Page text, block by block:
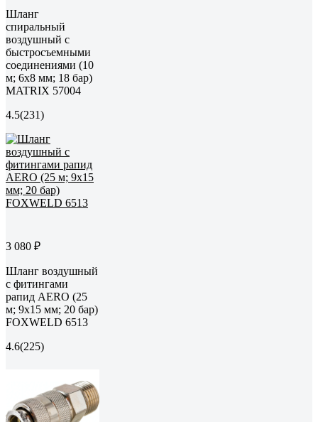
Шланг
спиральный
воздушный с
быстросъемными
соединениями (10
м; 6х8 мм; 18 бар)
MATRIX 57004
4.5(231)
3 080 ₽
Шланг воздушный
с фитингами
рапид AERO (25
м; 9x15 мм; 20 бар)
FOXWELD 6513
4.6(225)